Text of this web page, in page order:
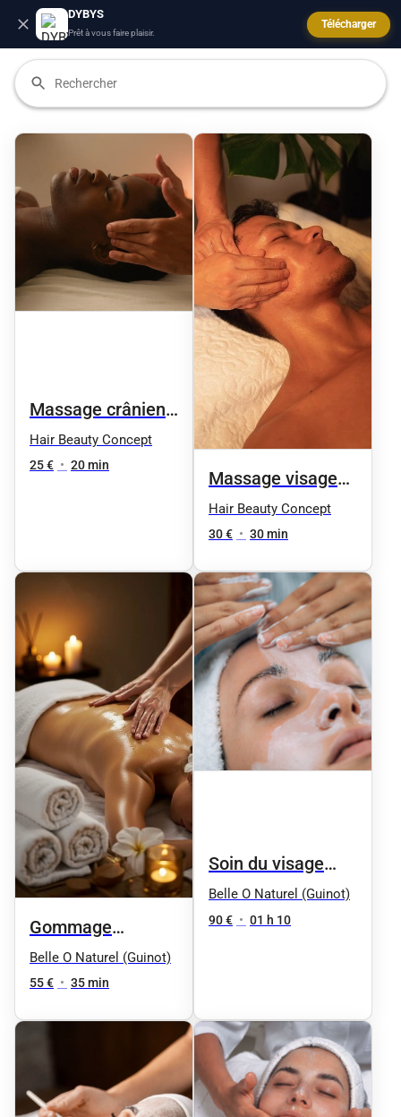
DYBYS
Prêt à vous faire plaisir.
Télécharger
Massage crânien
relaxant
Hair Beauty Concept
25 € • 20 min
Massage visage
anti-stress
Hair Beauty Concept
30 € • 30 min
Gommage
Douceur Relaxant
aux 4 Huiles
Belle O Naturel (Guinot)
55 € • 35 min
Soin du visage
"Aqua Phyt's" by
Phyt's - Femme
Belle O Naturel (Guinot)
90 € • 01 h 10